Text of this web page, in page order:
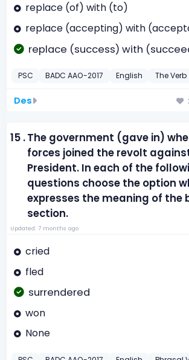
replace (of) with (to)
replace (accepting) with
replace (success) with
PSC BADC AAO-2017 English The
Des
15 .The government (gave in)
forces joined the revolt
President. In each of the
questions choose the option
expresses the meaning of the
section.
Updated: 7 months ago
cried
fled
surrendered
won
None